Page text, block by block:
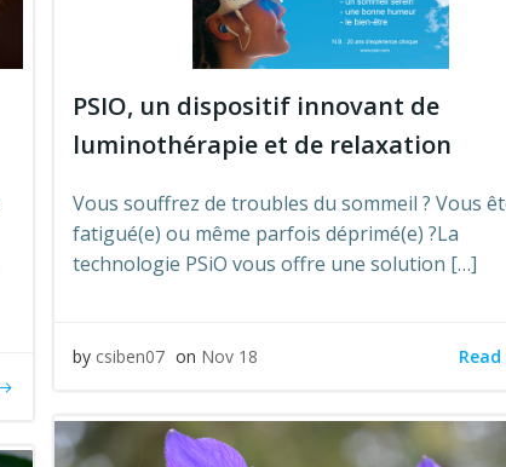
PSIO, un dispositif innovant de
luminothérapie et de relaxation
Vous souffrez de troubles du sommeil ? Vous
fatigué(e) ou même parfois déprimé(e) ?La
technologie PSiO vous offre une solution […]
by csiben07 on Nov 18